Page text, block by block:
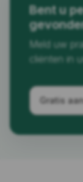
Bent u
Meld uw
cliënten in
Gratis